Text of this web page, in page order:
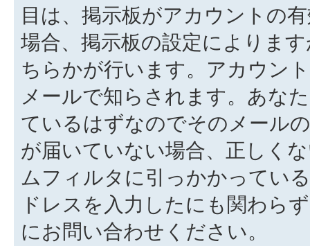
目は、掲示板がアカウントの
場合、掲示板の設定によりま
ちらかが行います。アカウン
メールで知らされます。あな
ているはずなのでそのメール
が届いていない場合、正しく
ムフィルタに引っかかってい
ドレスを入力したにも関わら
にお問い合わせください。